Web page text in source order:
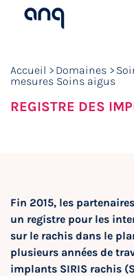
Accueil Domaines
mesures Soins aigus
REGISTRE DES
Fin 2015, les
un registre pour les
sur le rachis dans le
plusieurs années de
implants SIRIS rachis